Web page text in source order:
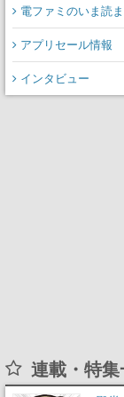
電ファミのいま読
アプリセール情報
インタビュー
連載・特